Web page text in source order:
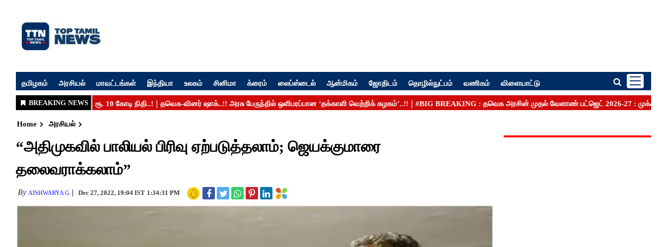
தமிழகம் அரசியல் மாவட்டங்கள் இந்தியா உலகம் சினிமா க்ரைம் லைப்ஸ்டைல் ஆன்மிகம் ஜோதிடம் தொழில்நுட்பம் வணிகம் விளையாட்டு
Home அரசியல்
“அதிமுகவில் பாலியல் பிரிவு ஏற்படுத்தலாம்; ஜெயக்குமாரை
தலைவராக்கலாம்”
By AISHWARYA G Dec 27, 2022, 19:04 IST 1:34:31 PM